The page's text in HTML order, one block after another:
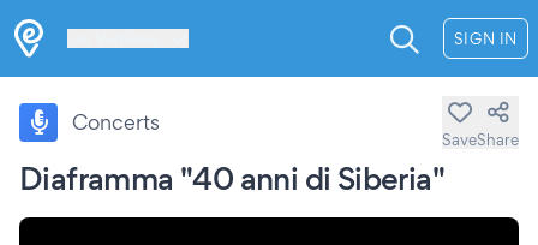
SIGN IN
Diaframma "40 anni di Siberia"
Concerts
SaveShare